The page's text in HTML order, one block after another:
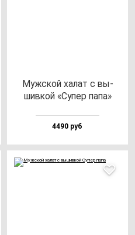
Муж­ской ха­лат с вы­
шив­кой «Супер па­па»
4490 руб